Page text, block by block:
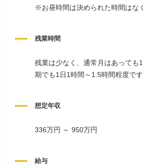
※お昼時間は決められた時間はな
残業時間
残業は少なく、通常月はあっても
期でも1日1時間～1.5時間程度です
想定年収
336万円 ～ 950万円
給与